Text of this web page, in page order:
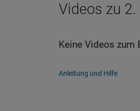
Videos zu 2.
Keine Videos zum
Anleitung und Hilfe